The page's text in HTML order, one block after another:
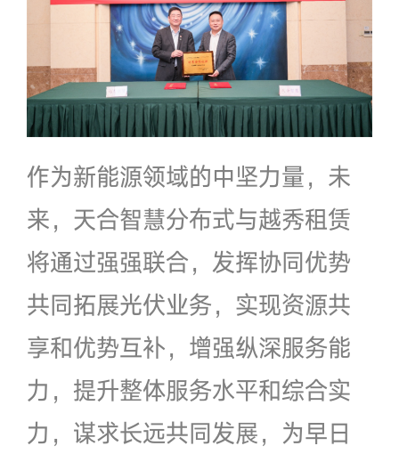
作为新能源领域的中坚力量，未
来，天合智慧分布式与越秀租赁
将通过强强联合，发挥协同优势
共同拓展光伏业务，实现资源共
享和优势互补，增强纵深服务能
力，提升整体服务水平和综合实
力，谋求长远共同发展，为早日